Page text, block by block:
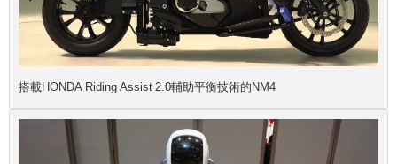
搭載HONDA Riding Assist 2.0輔助平衡技術的NM4